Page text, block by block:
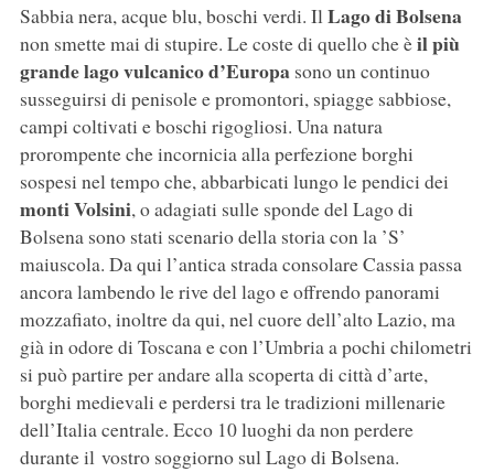
Sabbia nera, acque blu, boschi verdi. IlLago di Bolsena
non smette mai di stupire. Le coste di quello che èil più
grande lago vulcanico d’Europasono un continuo
susseguirsi di penisole e promontori, spiagge sabbiose,
campi coltivati e boschi rigogliosi. Una natura
prorompente che incornicia alla perfezione borghi
sospesi nel tempo che, abbarbicati lungo le pendici dei
monti Volsini, o adagiati sulle sponde del Lago di
Bolsena sono stati scenario della storia con la ’S’
maiuscola. Da qui l’antica strada consolare Cassia passa
ancora lambendo le rive del lago e offrendo panorami
mozzafiato, inoltre da qui, nel cuore dell’alto Lazio, ma
già in odore di Toscana e con l’Umbria a pochi chilometri
si può partire per andare alla scoperta di città d’arte,
borghi medievali e perdersi tra le tradizioni millenarie
dell’Italia centrale. Ecco 10 luoghi da non perdere
durante il vostro soggiorno sul Lago di Bolsena.